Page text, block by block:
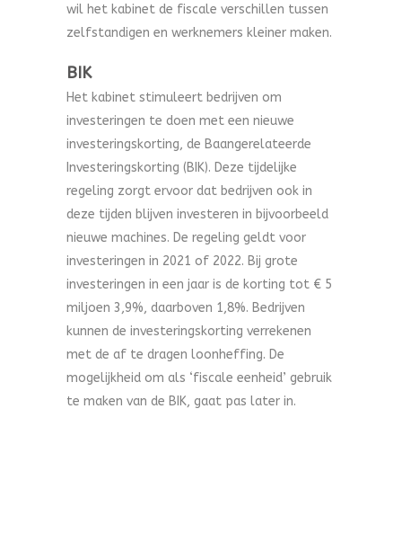
wil het kabinet de fiscale verschillen tussen
zelfstandigen en werknemers kleiner maken.
BIK
Het kabinet stimuleert bedrijven om
investeringen te doen met een nieuwe
investeringskorting, de Baangerelateerde
Investeringskorting (BIK). Deze tijdelijke
regeling zorgt ervoor dat bedrijven ook in
deze tijden blijven investeren in bijvoorbeeld
nieuwe machines. De regeling geldt voor
investeringen in 2021 of 2022. Bij grote
investeringen in een jaar is de korting tot € 5
miljoen 3,9%, daarboven 1,8%. Bedrijven
kunnen de investeringskorting verrekenen
met de af te dragen loonheffing. De
mogelijkheid om als ‘fiscale eenheid’ gebruik
te maken van de BIK, gaat pas later in.